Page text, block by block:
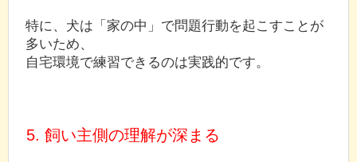
特に、犬は「家の中」で問題行動を起こすことが
多いため、
自宅環境で練習できるのは実践的です。
5. 飼い主側の理解が深まる